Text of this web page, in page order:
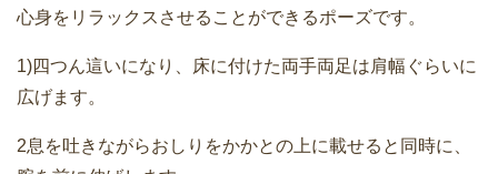
心身をリラックスさせることができるポーズです。
1)四つん這いになり、床に付けた両手両足は肩幅ぐらいに
広げます。
2息を吐きながらおしりをかかとの上に載せると同時に、